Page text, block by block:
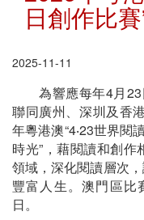
日創作比
2025-11-11
為響應每年4月23
聯同廣州、深圳及香
年粵港澳“4‧23世界閱
時光”，藉閱讀和創
領域，深化閱讀層次
豐富人生。澳門區比
日。